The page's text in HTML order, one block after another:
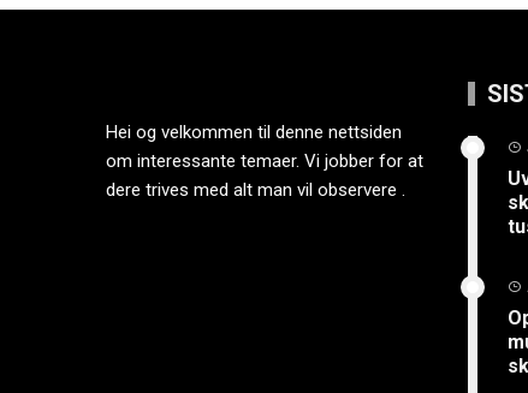
Hei og velkommen til denne nettsiden
om interessante temaer. Vi jobber for at
dere trives med alt man vil observere .